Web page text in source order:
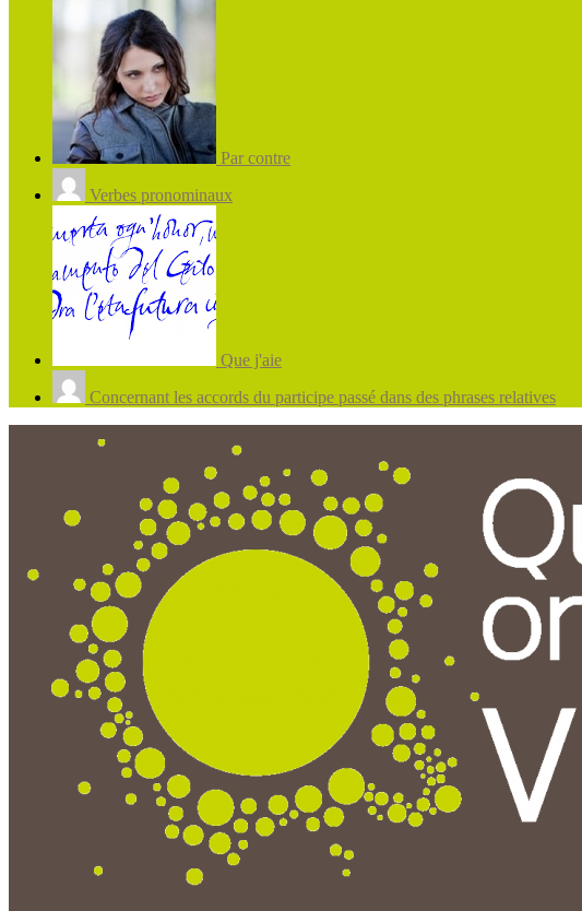
Par contre
Verbes pronominaux
Que j'aie
Concernant les accords du participe passé dans des phrases relatives